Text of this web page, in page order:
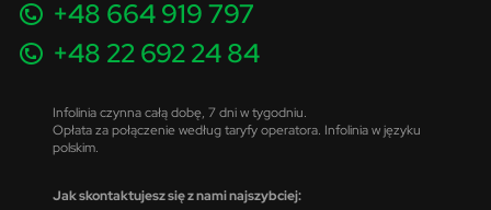
+48 664 919 797
+48 22 692 24 84
Infolinia czynna całą dobę, 7 dni w tygodniu.
Opłata za połączenie według taryfy operatora. Infolinia w języku
polskim.
Jak skontaktujesz się z nami najszybciej: